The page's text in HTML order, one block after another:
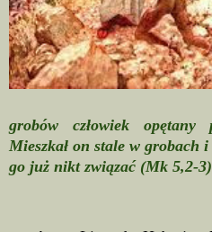
grobów człowiek opętany
Mieszkał on stale w grobach
go już nikt związać (Mk 5,2-